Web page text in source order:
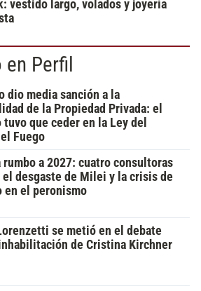
vestido largo, volados y joyería
Perfil
dio media sanción a la
de la Propiedad Privada: el
que ceder en la Ley del
Fuego
rumbo a 2027: cuatro consultoras
desgaste de Milei y la crisis de
en el peronismo
se metió en el debate
de Cristina Kirchner